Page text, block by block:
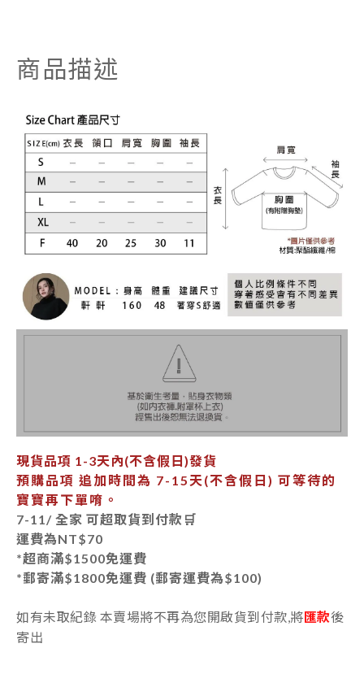
商品描述
現貨品項 1-3天內(不含假日)發貨
預購品項 追加時間為 7-15天 (不含假日) 可等待的
寶寶再下單唷。
7-11/ 全家 可超取貨到付款🛒
運費為NT$70
*超商滿$1500免運費
*郵寄滿$1800免運費 (郵寄運費為$100)
如有未取紀錄 本賣場將不再為您開啟貨到付款,將匯款後
寄出